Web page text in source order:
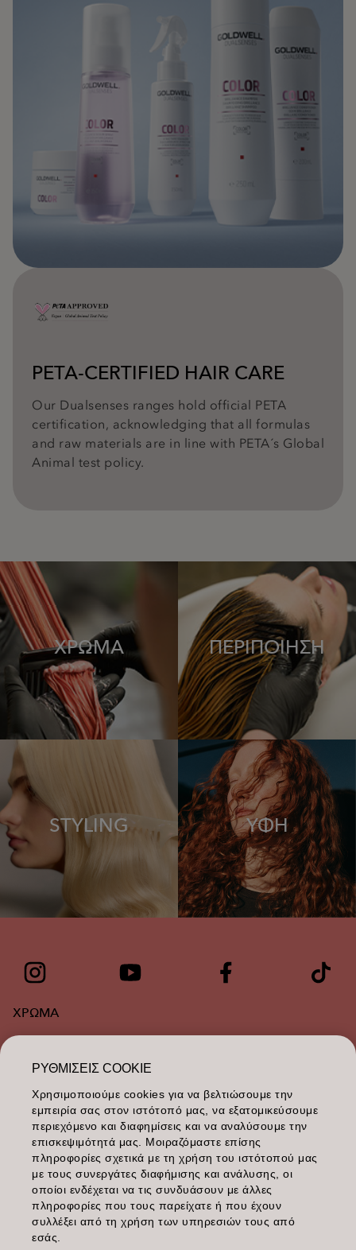
PETA-CERTIFIED HAIR CARE
Our Dualsenses ranges hold official PETA
certification, acknowledging that all formulas
and raw materials are in line with PETA´s Global
Animal test policy.
ΧΡΩΜΑ ΠΕΡΙΠΟΙΗΣΗ
STYLING ΥΦΗ
ΧΡΩΜΑ
STYLING
ΕΜΠΝΕΥΣΗ
ΕΚΠΑΙΔΕΥΣΗ
ΣΧΕΤΙΚΑ ΜΕ ΕΜΑΣ
ΡΥΘΜΊΣΕΙΣ COOKIE
Χρησιμοποιούμε cookies για να βελτιώσουμε την
εμπειρία σας στον ιστότοπό μας, να εξατομικεύσουμε
περιεχόμενο και διαφημίσεις και να αναλύσουμε την
επισκεψιμότητά μας. Μοιραζόμαστε επίσης
πληροφορίες σχετικά με τη χρήση του ιστότοπού μας
με τους συνεργάτες διαφήμισης και ανάλυσης, οι
οποίοι ενδέχεται να τις συνδυάσουν με άλλες
πληροφορίες που τους παρείχατε ή που έχουν
συλλέξει από τη χρήση των υπηρεσιών τους από
εσάς.